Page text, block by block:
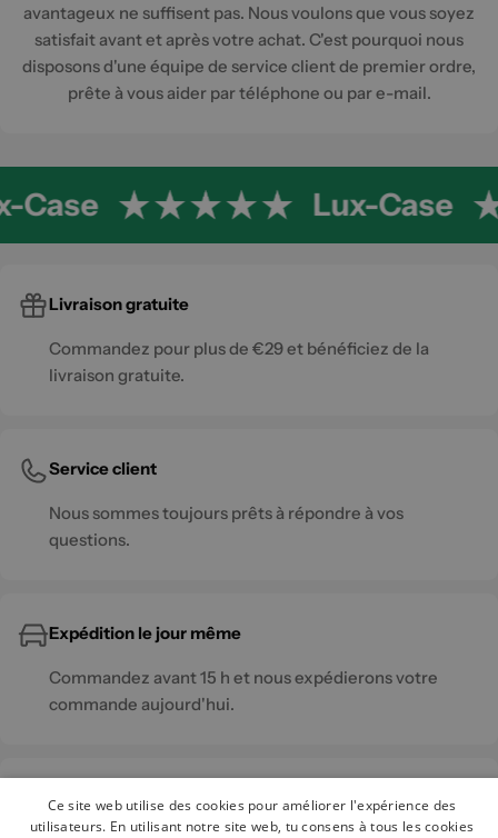
avantageux ne suffisent pas. Nous voulons que vous soyez
satisfait avant et après votre achat. C'est pourquoi nous
disposons d'une équipe de service client de premier ordre,
prête à vous aider par téléphone ou par e-mail.
Lux-Case
Livraison gratuite
Commandez pour plus de €29 et bénéficiez de la
livraison gratuite.
Service client
Nous sommes toujours prêts à répondre à vos
questions.
Expédition le jour même
Commandez avant 15 h et nous expédierons votre
commande aujourd'hui.
Paiement sécurisé
Ce site web utilise des cookies pour améliorer l'expérience des
utilisateurs. En utilisant notre site web, tu consens à tous les cookies